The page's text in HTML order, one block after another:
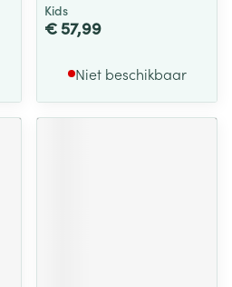
Kids
€ 57,99
Niet beschikbaar